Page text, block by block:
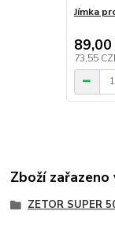
Jímka
89,00
73,55
Zboží
ZETOR SUPER